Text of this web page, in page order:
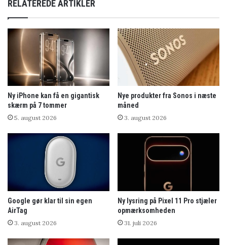
RELATEREDE ARTIKLER
Ny iPhone kan få en gigantisk
skærm på 7 tommer
5. august 2026
Nye produkter fra Sonos i næste
måned
3. august 2026
Google gør klar til sin egen
AirTag
3. august 2026
Ny lysring på Pixel 11 Pro stjæler
opmærksomheden
31. juli 2026